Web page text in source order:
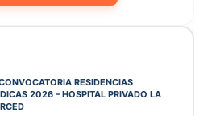
RESIDENCIAS
2026 – HOSPITAL PRIVADO LA